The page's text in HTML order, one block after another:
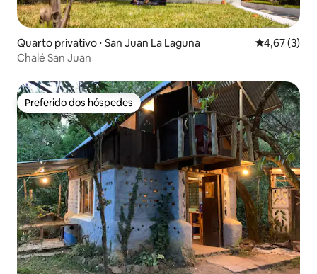
Quarto privativo ⋅ San Juan La Laguna 4,67 de
4,67 (3)
Chalé San Juan
Preferido dos hóspedes
Preferido dos hóspedes